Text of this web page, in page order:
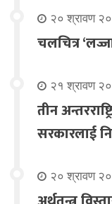
२० श्रावण
चलचित्र
२१ श्रावण
तीन
सरकारलाई
२० श्रावण